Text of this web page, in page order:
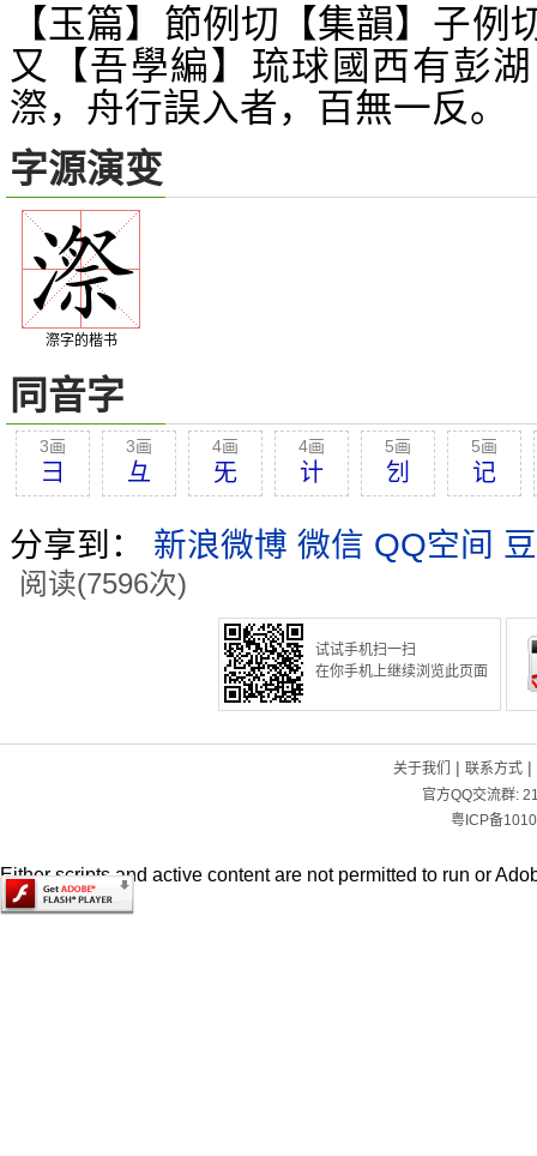
【玉篇】節例切【集韻】子例
又【吾學編】琉球國西有彭
漈，舟行誤入者，百無一反。
字源演变
漈字的楷书
同音字
3画
彐
3画
彑
4画
旡
4画
计
5画
刉
5画
记
分享到： 新浪微博 微信 QQ空间
阅读(7596次)
试试手机扫一扫
在你手机上继续浏览此页面
关于我们 | 联系方式|
官方QQ交流群:
粤ICP备
Either scripts and active content are not permitted to run or